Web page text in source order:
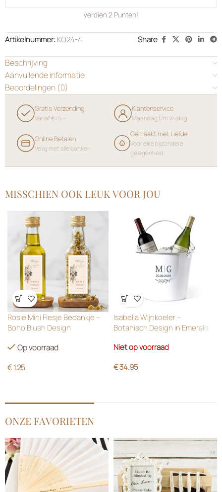
verdien2 Punten!
Artikelnummer:KO24-4 Share
Beschrijving
Aanvullende informatie
Beoordelingen (0)
Gratis Verzending
Vanaf €75,-
Klantenservice
Maandag t/m Vrijdag
Online Betalen
Veilig met alle banken
Gemaakt met Liefde
Voor elke bijzondere
gelegenheid
MISSCHIEN OOK LEUK VOOR JOU
Wensenlijst
Rosie Mini Flesje Bedankje –
Boho Blush Design
Op voorraad
€1.25
Wensenlijst
Isabella Wijnkoeler –
Botanisch Design in Emerald
Niet op voorraad
€34.95
ONZE FAVORIETEN